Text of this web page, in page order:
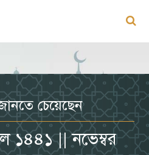
চেয়েছেন
১৪৪১ || নভেম্বর